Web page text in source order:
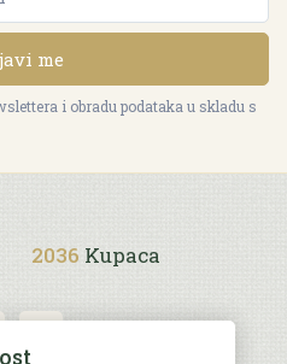
me
i obradu podataka u skladu s
2036 Kupaca